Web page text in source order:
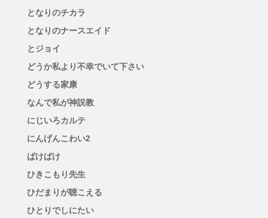
となりのチカラ
となりのナースエイド
とジョイ
どうか私より不幸でいて下さい
どうする家康
なんで私が神説教
にじいろカルテ
にんげんこわい2
ばけばけ
ひきこもり先生
ひだまりが聴こえる
ひとりでしにたい